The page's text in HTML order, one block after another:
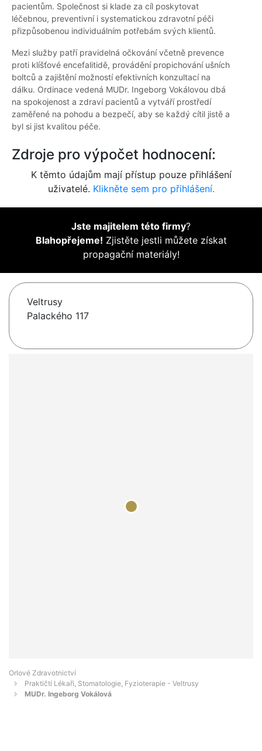
pacientům. Společnost si klade za cíl poskytovat
léčebnou, preventivní i systematickou zdravotní péči
přizpůsobenou individuálním potřebám svých klientů.
Mezi služby patří pravidelná očkování včetně prevence
proti klíšťové encefalitidě, provádění propichování ušních
boltců a zajištění možností efektivních konzultací na
dálku. Ordinace vedená MUDr. Ingeborg Vokálovou dbá
na spokojenost a zdraví pacientů a vytváří prostředí
zaměřené na pohodu a bezpečí, aby se každý cítil jistě a
byl si jist kvalitou péče.
Zdroje pro výpočet hodnocení:
K těmto údajům mají přístup pouze přihlášení
uživatelé. Klikněte sem pro přihlášení.
Jste majitelem této firmy?
Blahopřejeme! Zjistěte jestli můžete získat
propagační materiály!
Veltrusy
Palackého 117
Orlové Zdravotnictví
Praktičtí Lékaři, Stomatologie, Fyzioterapie - Veltrusy
MUDr. Ingeborg Vokálová